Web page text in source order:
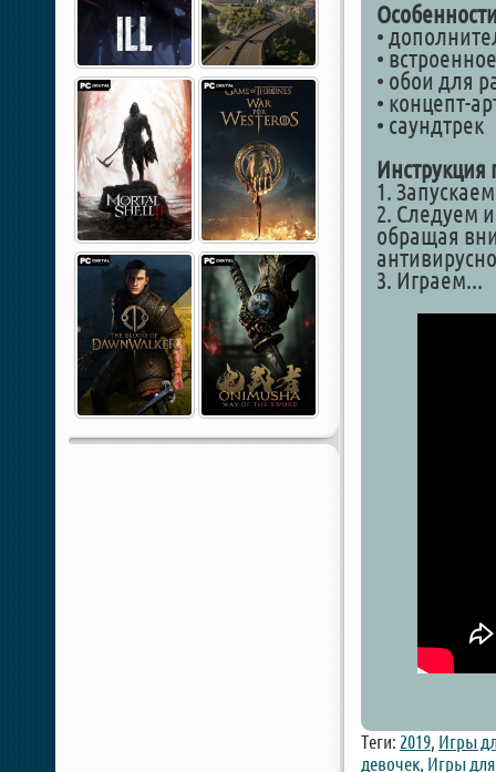
•
•
• обои для
• концепт-
• саундтрек
Инструкция
1.
2. Следуем
обращая
3. Играем...
Теги: 2019, Игры
девочек, Игры